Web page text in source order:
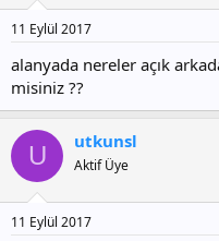
11 Eylül 2017
alanyada nereler açık
misiniz ??
U utkunsl
Aktif Üye
11 Eylül 2017